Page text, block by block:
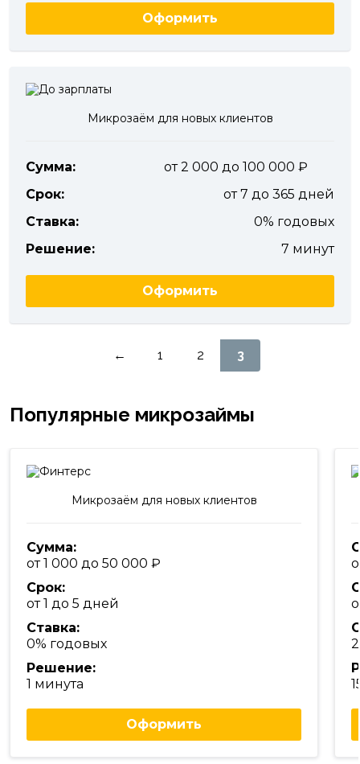
Оформить
Микрозаём для новых клиентов
Сумма:
от 2 000 до 100 000
Срок:
от 7 до 365 дней
Ставка:
0% годовых
Решение:
7 минут
Оформить
← 1 2 3
Популярные микрозаймы
Микрозаём для новых клиентов
Сумма:
от 1 000 до 50 000
Срок:
от 1 до 5 дней
Ставка:
0% годовых
Решение:
1 минута
Оформить